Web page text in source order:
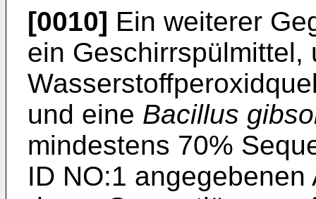
[0010] Ein weiterer
ein Geschirrspülmittel,
und eine Bacillus
mindestens 70%
ID NO:1